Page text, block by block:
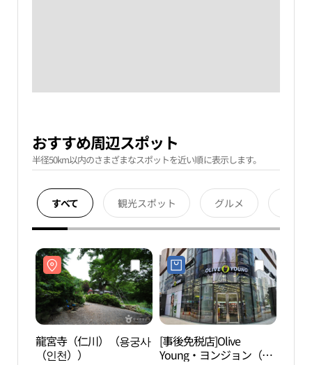
おすすめ周辺スポット
半径50km以内のさまざまなスポットを近い順に表示します。
すべて 観光スポット グルメ
龍宮寺（仁川）（용궁사
（인천））
[事後免税店]Olive
Young・ヨンジョン（永